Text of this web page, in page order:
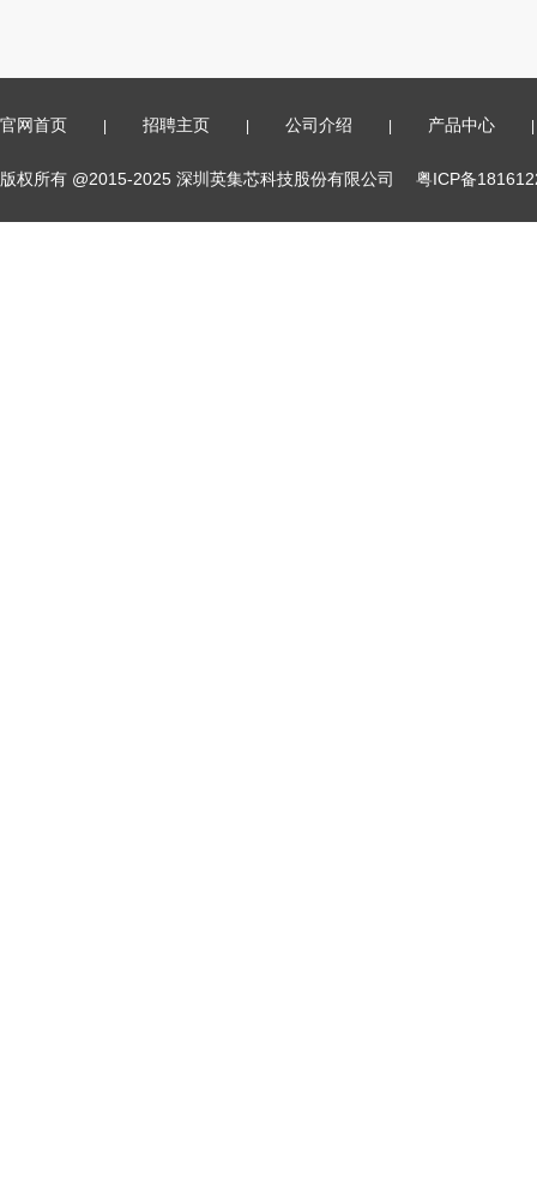
官网首页 | 招聘主页 | 公司介绍 | 产品中心 |
版权所有 @2015-2025 深圳英集芯科技股份有限公司 粤ICP备